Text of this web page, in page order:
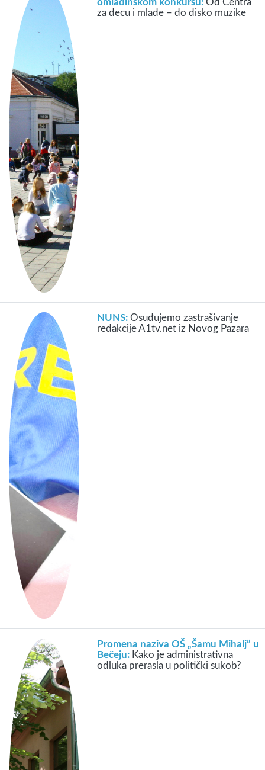
omladinskom konkursu:Od Centra
za decu i mlade – do disko muzike
NUNS:Osuđujemo zastrašivanje
redakcije A1tv.net iz Novog Pazara
Promena naziva OŠ „Šamu Mihalj” u
Bečeju: Kako je administrativna
odluka prerasla u politički sukob?